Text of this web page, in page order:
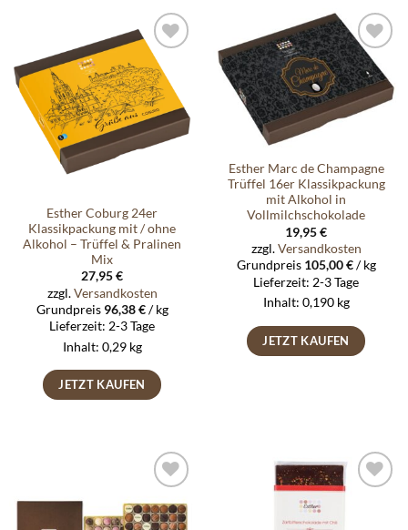
Auf die
Wunschliste
Esther Coburg 24er
Klassikpackung mit / ohne
Alkohol – Trüffel & Pralinen
Mix
27,95€
zzgl.Versandkosten
Grundpreis 96,38€/kg
Lieferzeit: 2-3 Tage
Inhalt: 0,29 kg
JETZT KAUFEN
Auf die
Wunschliste
Esther Marc de Champagne
Trüffel 16er Klassikpackung
mit Alkohol in
Vollmilchschokolade
19,95€
zzgl.Versandkosten
Grundpreis 105,00€/kg
Lieferzeit: 2-3 Tage
Inhalt: 0,190 kg
JETZT KAUFEN
Auf die
Wunschliste
Wunschliste